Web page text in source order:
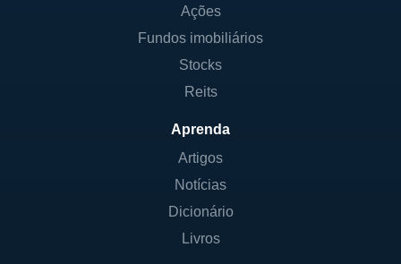
Ações
Fundos imobiliários
Stocks
Reits
Aprenda
Artigos
Notícias
Dicionário
Livros